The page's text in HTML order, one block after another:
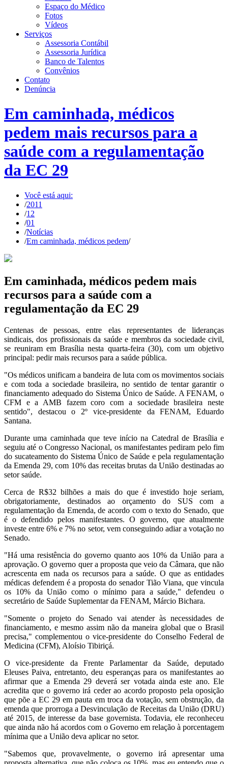
Espaço do Médico
Fotos
Vídeos
Serviços
Assessoria Contábil
Assessoria Jurídica
Banco de Talentos
Convênios
Contato
Denúncia
Em caminhada, médicos
pedem mais recursos para a
saúde com a regulamentação
da EC 29
Você está aqui:
/2011
/12
/01
/Notícias
/Em caminhada, médicos pedem/
Em caminhada, médicos pedem mais
recursos para a saúde com a
regulamentação da EC 29
Centenas de pessoas, entre elas representantes de lideranças
sindicais, dos profissionais da saúde e membros da sociedade civil,
se reuniram em Brasília nesta quarta-feira (30), com um objetivo
principal: pedir mais recursos para a saúde pública.
"Os médicos unificam a bandeira de luta com os movimentos sociais
e com toda a sociedade brasileira, no sentido de tentar garantir o
financiamento adequado do Sistema Único de Saúde. A FENAM, o
CFM e a AMB fazem coro com a sociedade brasileira neste
sentido", destacou o 2º vice-presidente da FENAM, Eduardo
Santana.
Durante uma caminhada que teve início na Catedral de Brasília e
seguiu até o Congresso Nacional, os manifestantes pediram pelo fim
do sucateamento do Sistema Único de Saúde e pela regulamentação
da Emenda 29, com 10% das receitas brutas da União destinadas ao
setor saúde.
Cerca de R$32 bilhões a mais do que é investido hoje seriam,
obrigatoriamente, destinados ao orçamento do SUS com a
regulamentação da Emenda, de acordo com o texto do Senado, que
é o defendido pelos manifestantes. O governo, que atualmente
investe entre 6% e 7% no setor, vem conseguindo adiar a votação no
Senado.
"Há uma resistência do governo quanto aos 10% da União para a
aprovação. O governo quer a proposta que veio da Câmara, que não
acrescenta em nada os recursos para a saúde. O que as entidades
médicas defendem é a proposta do senador Tião Viana, que vincula
os 10% da União como o mínimo para a saúde," defendeu o
secretário de Saúde Suplementar da FENAM, Márcio Bichara.
"Somente o projeto do Senado vai atender às necessidades de
financiamento, e mesmo assim não da maneira global que o Brasil
precisa," complementou o vice-presidente do Conselho Federal de
Medicina (CFM), Aloísio Tibiriçá.
O vice-presidente da Frente Parlamentar da Saúde, deputado
Eleuses Paiva, entretanto, deu esperanças para os manifestantes ao
afirmar que a Emenda 29 deverá ser votada ainda este ano. Ele
acredita que o governo irá ceder ao acordo proposto pela oposição
que põe a EC 29 em pauta em troca da votação, sem obstrução, da
emenda que prorroga a Desvinculação de Receitas da União (DRU)
até 2015, de interesse da base governista. Todavia, ele reconheceu
que ainda não há acordos com o Governo em relação à porcentagem
mínima que a União deva aplicar no setor.
"Sabemos que, provavelmente, o governo irá apresentar uma